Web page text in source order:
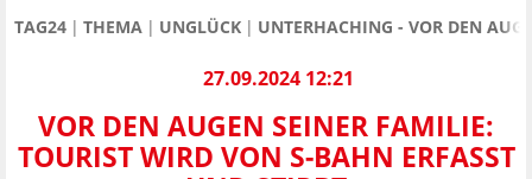
TAG24 THEMA UNGLÜCK UNTERHACHING - VOR DEN
27.09.2024 12:21
VOR DEN AUGEN SEINER FAMILIE:
TOURIST WIRD VON S-BAHN ERFASST